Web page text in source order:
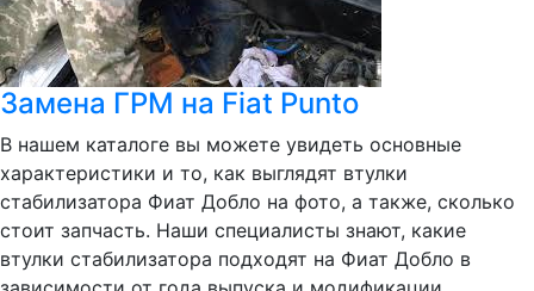
Замена ГРМ на Fiat Punto
В нашем каталоге вы можете увидеть основные
характеристики и то, как выглядят втулки
стабилизатора Фиат Добло на фото, а также, сколько
стоит запчасть. Наши специалисты знают, какие
втулки стабилизатора подходят на Фиат Добло в